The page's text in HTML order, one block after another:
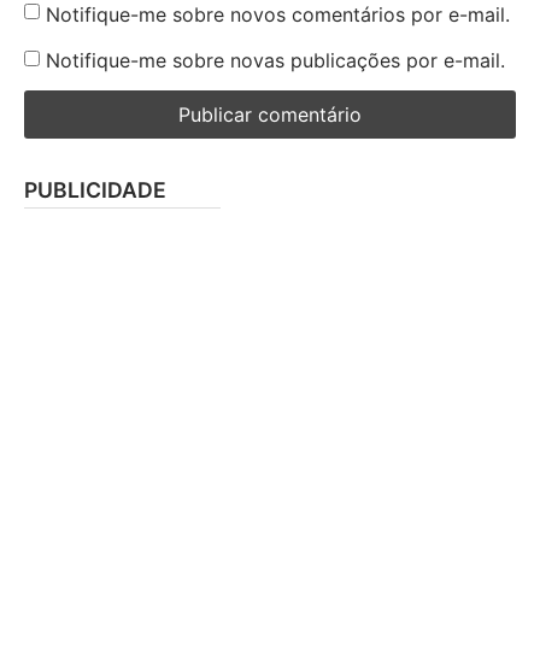
Notifique-me sobre novos comentários por e-mail.
Notifique-me sobre novas publicações por e-mail.
PUBLICIDADE